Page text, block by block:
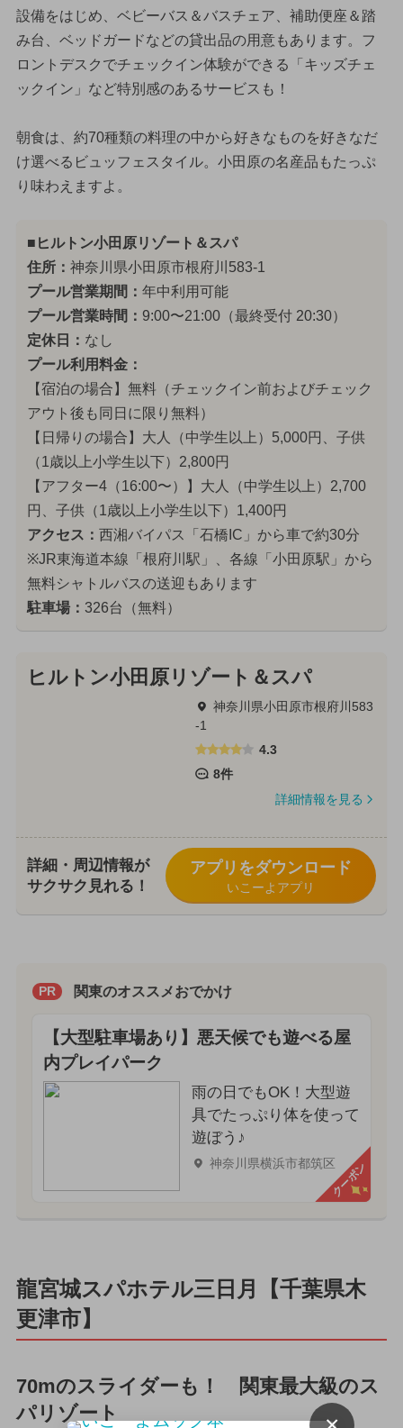
設備をはじめ、ベビーバス＆バスチェア、補助便座＆踏
み台、ベッドガードなどの貸出品の用意もあります。フ
ロントデスクでチェックイン体験ができる「キッズチェ
ックイン」など特別感のあるサービスも！
朝食は、約70種類の料理の中から好きなものを好きなだ
け選べるビュッフェスタイル。小田原の名産品もたっぷ
り味わえますよ。
■ヒルトン小田原リゾート＆スパ
住所： 神奈川県小田原市根府川583-1
プール営業期間： 年中利用可能
プール営業時間： 9:00〜21:00（最終受付 20:30）
定休日： なし
プール利用料金：
【宿泊の場合】無料（チェックイン前およびチェック
アウト後も同日に限り無料）
【日帰りの場合】大人（中学生以上）5,000円、子供
（1歳以上小学生以下）2,800円
【アフター4（16:00〜）】大人（中学生以上）2,700
円、子供（1歳以上小学生以下）1,400円
アクセス： 西湘バイパス「石橋IC」から車で約30分
※JR東海道本線「根府川駅」、各線「小田原駅」から
無料シャトルバスの送迎もあります
駐車場： 326台（無料）
ヒルトン小田原リゾート＆スパ
神奈川県小田原市根府川583
-1
4.3
8件
詳細情報を見る
詳細・周辺情報が
サクサク見れる！
アプリをダウンロード
いこーよアプリ
PR 関東のオススメおでかけ
【大型駐車場あり】悪天候でも遊べる屋
内プレイパーク
雨の日でもOK！大型遊
具でたっぷり体を使って
遊ぼう♪
神奈川県横浜市都筑区クーポン
龍宮城スパホテル三日月【千葉県木
更津市】
70mのスライダーも！ 関東最大級のス
パリゾート